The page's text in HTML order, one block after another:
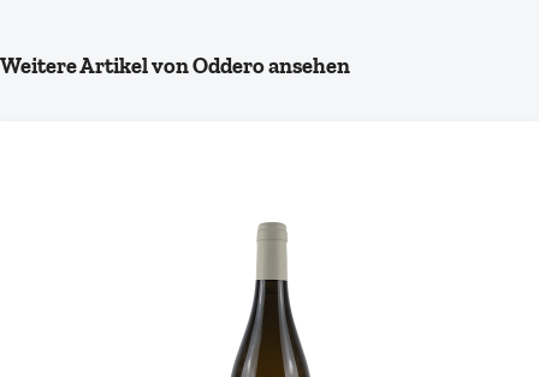
Produktgalerie überspringen
Weitere Artikel von Oddero ansehen